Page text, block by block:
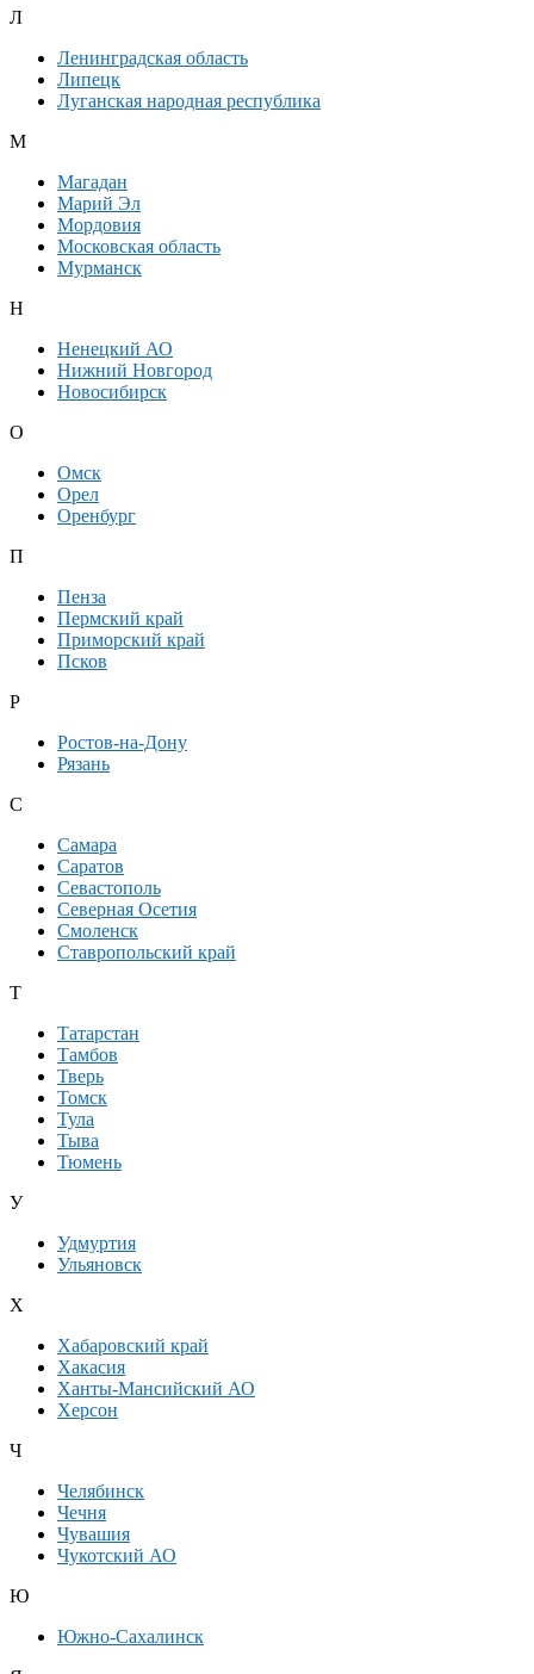
Л
Ленинградская область
Липецк
Луганская народная республика
М
Магадан
Марий Эл
Мордовия
Московская область
Мурманск
Н
Ненецкий АО
Нижний Новгород
Новосибирск
О
Омск
Орел
Оренбург
П
Пенза
Пермский край
Приморский край
Псков
Р
Ростов-на-Дону
Рязань
С
Самара
Саратов
Севастополь
Северная Осетия
Смоленск
Ставропольский край
Т
Татарстан
Тамбов
Тверь
Томск
Тула
Тыва
Тюмень
У
Удмуртия
Ульяновск
Х
Хабаровский край
Хакасия
Ханты-Мансийский АО
Херсон
Ч
Челябинск
Чечня
Чувашия
Чукотский АО
Ю
Южно-Сахалинск